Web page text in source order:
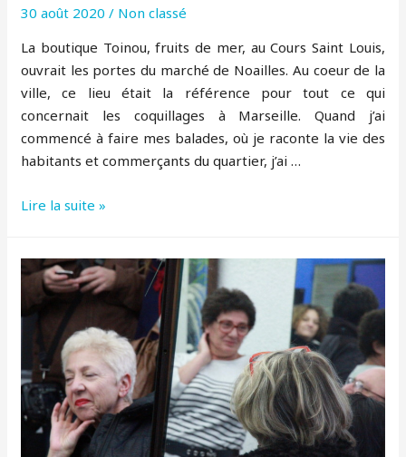
30 août 2020 / Non classé
La boutique Toinou, fruits de mer, au Cours Saint Louis,
ouvrait les portes du marché de Noailles. Au coeur de la
ville, ce lieu était la référence pour tout ce qui
concernait les coquillages à Marseille. Quand j’ai
commencé à faire mes balades, où je raconte la vie des
habitants et commerçants du quartier, j’ai …
Néné
roi
des
écaillers
Lire la suite »